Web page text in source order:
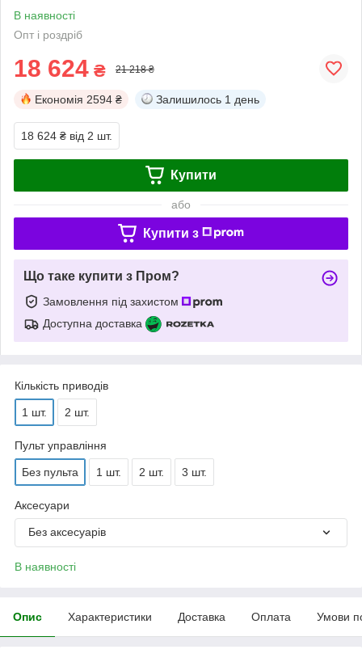
В наявності
Опт і роздріб
18 624 ₴ 21 218 ₴
Економія 2594 ₴ Залишилось 1 день
18 624 ₴ від 2 шт.
Купити
або
Купити з
Що таке купити з Пром?
Замовлення під захистом
Доступна доставка
Кількість приводів
1 шт. 2 шт.
Пульт управління
Без пульта 1 шт. 2 шт. 3 шт.
Аксесуари
Без аксесуарів
В наявності
Опис Характеристики Доставка Оплата Умови